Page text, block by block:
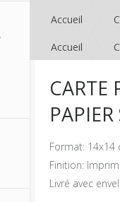
Accueil
Accueil
CARTE
Format: 14x14
Finition:
Livré avec